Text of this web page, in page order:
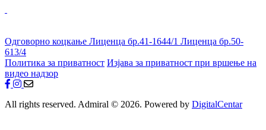
Одговорно коцкање Лиценца бр.41-1644/1 Лиценца бр.50-
613/4
Политика за приватност Изјава за приватност при вршење на
видео надзор
All rights reserved. Admiral © 2026. Powered by DigitalCentar